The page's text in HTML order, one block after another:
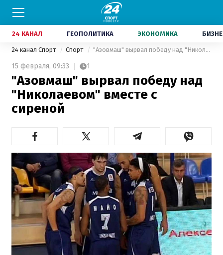
24 КАНАЛ ГЕОПОЛИТИКА ЭКОНОМИКА
24 канал Спорт Спорт "Азовмаш" вырвал победу над "Николаевом" вместе с сиреной
15 февраля, 09:33 1
"Азовмаш" вырвал победу над
"Николаевом" вместе с
сиреной